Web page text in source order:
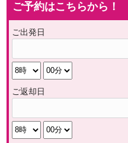
ご予約はこちらから！
ご出発日
ご返却日